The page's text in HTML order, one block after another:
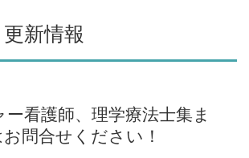
新情報
看護師、理学療法士集ま
問合せください！